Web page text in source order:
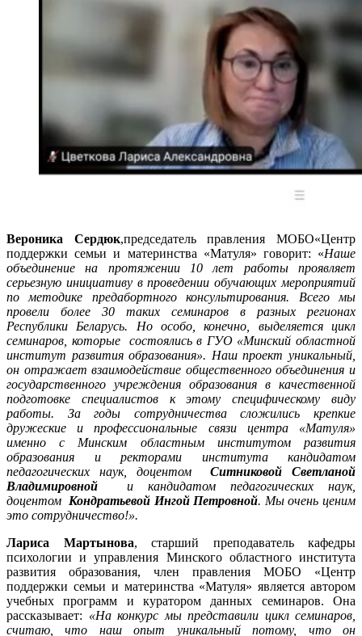
Вероника Сердюк,председатель правления МОБО«Центр
поддержки семьи и материнства «Матуля» говорит: «Наше
объединение на протяжении 10 лет работы проявляет
серьезную инициативу в проведении обучающих мероприятий
по методике предабортного консультирования. Всего мы
провели более 30 таких семинаров в разных регионах
Республики Беларусь. Но особо, конечно, выделяется цикл
семинаров, которые состоялись в ГУО «Минский областной
институт развития образования». Наш проект уникальный,
он отражает взаимодействие общественного объединения и
государственного учреждения образования в качественной
подготовке специалистов к этому специфическому виду
работы. За годы сотрудничества сложились крепкие
дружеские и профессиональные связи центра «Матуля»
именно с Минским областным институтом развития
образования и ректорами института кандидатом
педагогических наук, доцентомСитниковой Светланой
Владимировной
и кандидатом педагогических наук,
доцентом Кондратьевой Ингой Петровной. Мы очень ценим
это сотрудничество!».
Лариса Мартынова, старший преподаватель кафедры
психологии и управления Минского областного института
развития образования, член правления МОБО «Центр
поддержки семьи и материнства «Матуля» является автором
учебных программ и куратором данных семинаров. Она
рассказывает: «На конкурс мы представили цикл семинаров,
считаю, что наш опыт уникальный потому, что он